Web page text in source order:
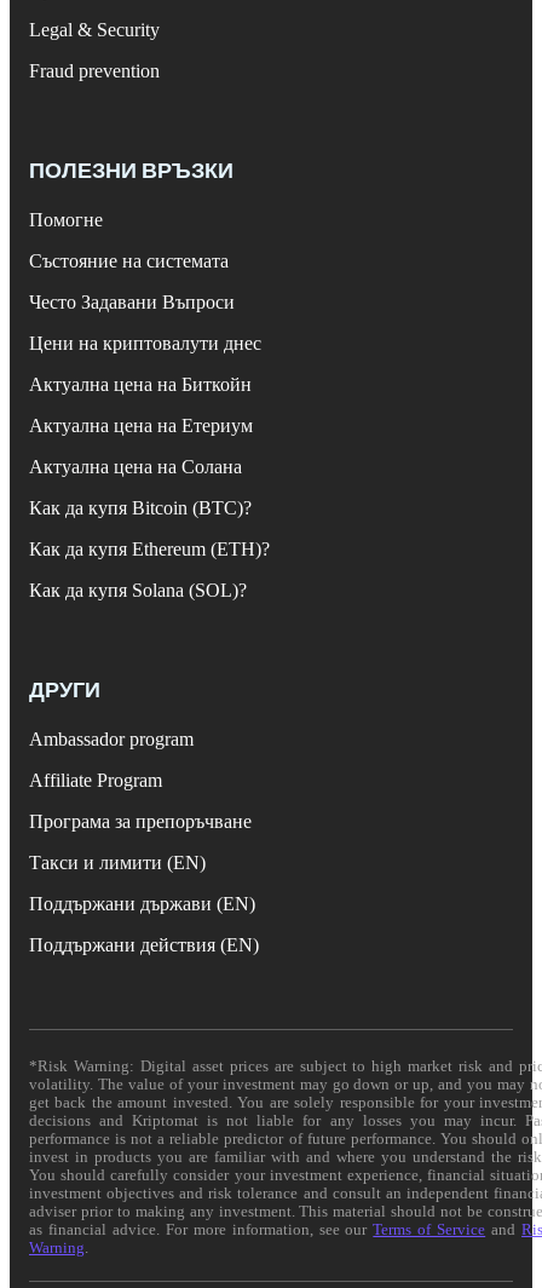
Legal & Security
Fraud prevention
ПОЛЕЗНИ ВРЪЗКИ
Помогне
Състояние на системата
Често Задавани Въпроси
Цени на криптовалути днес
Актуална цена на Биткойн
Актуална цена на Етериум
Актуална цена на Солана
Как да купя Bitcoin (BTC)?
Как да купя Ethereum (ETH)?
Как да купя Solana (SOL)?
ДРУГИ
Ambassador program
Affiliate Program
Програма за препоръчване
Такси и лимити (EN)
Поддържани държави (EN)
Поддържани действия (EN)
*Risk Warning: Digital asset prices are subject to high market risk and
volatility. The value of your investment may go down or up, and you may
get back the amount invested. You are solely responsible for your
decisions and Kriptomat is not liable for any losses you may incur.
performance is not a reliable predictor of future performance. You should
invest in products you are familiar with and where you understand the
You should carefully consider your investment experience, financial
investment objectives and risk tolerance and consult an independent
adviser prior to making any investment. This material should not be
as financial advice. For more information, see ourTerms of Service and
Warning